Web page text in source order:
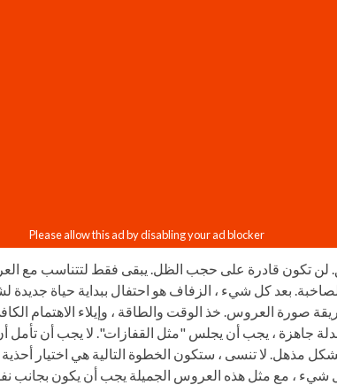
لن تكون قادرة على حجب الظل. يبقى فقط لتتناسب مع
الصاخبة. بعد كل شيء ، الزفاف هو احتفال ببداية حياة
صورة العروس. خذ الوقت والطاقة ، وإيلاء الاهتمام
جاهزة ، يجب أن يجلس "مثل القفازات". لا يجب أن تأمل
مذهل. لا تنسى ، ستكون الخطوة التالية هي اختيار
شيء ، مع مثل هذه العروس الجميلة يجب أن يكون بجانب